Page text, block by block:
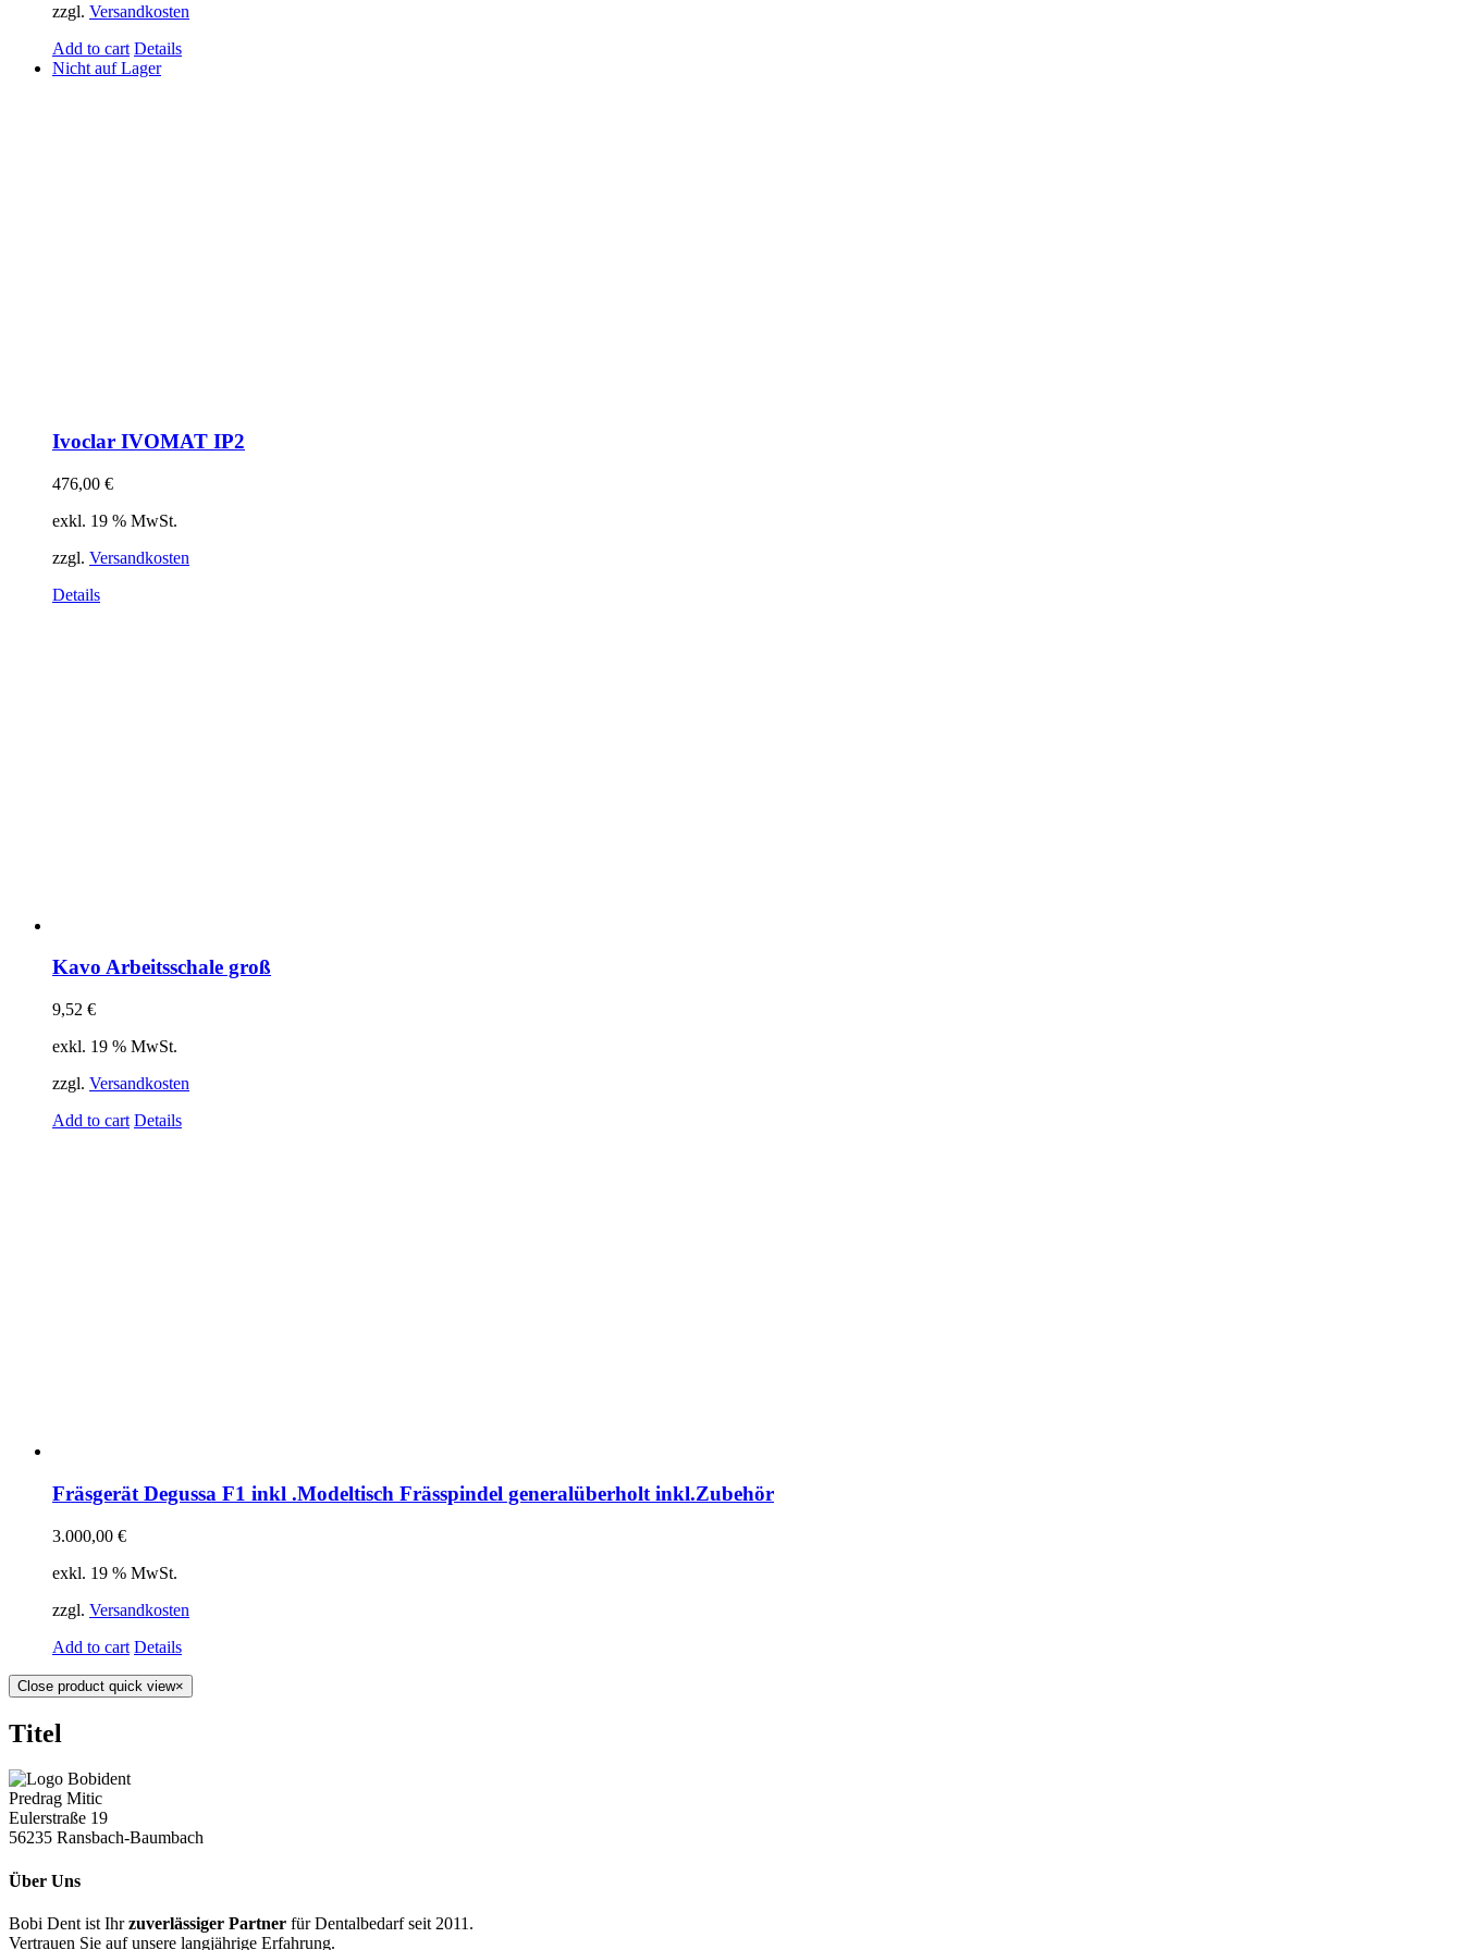
zzgl. Versandkosten
Add to cart Details
Nicht auf Lager
Ivoclar IVOMAT IP2
476,00 €
exkl. 19 % MwSt.
zzgl. Versandkosten
Details
Kavo Arbeitsschale groß
9,52 €
exkl. 19 % MwSt.
zzgl. Versandkosten
Add to cart Details
Fräsgerät Degussa F1 inkl .Modeltisch Frässpindel generalüberholt inkl.Zubehör
3.000,00 €
exkl. 19 % MwSt.
zzgl. Versandkosten
Add to cart Details
Close product quick view×
Titel
Predrag Mitic
Eulerstraße 19
56235 Ransbach-Baumbach
Über Uns
Bobi Dent ist Ihrzuverlässiger Partner für Dentalbedarf seit 2011.
Vertrauen Sie auf unsere langjährige Erfahrung.